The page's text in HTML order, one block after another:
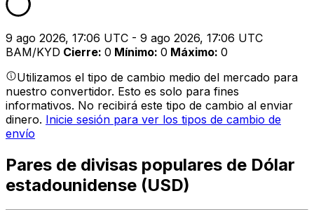
9 ago 2026, 17:06 UTC - 9 ago 2026, 17:06 UTC
BAM/KYD Cierre: 0 Mínimo: 0 Máximo: 0
Utilizamos el tipo de cambio medio del mercado para
nuestro convertidor. Esto es solo para fines
informativos. No recibirá este tipo de cambio al enviar
dinero. Inicie sesión para ver los tipos de cambio de
envío
Pares de divisas populares de Dólar
estadounidense (USD)